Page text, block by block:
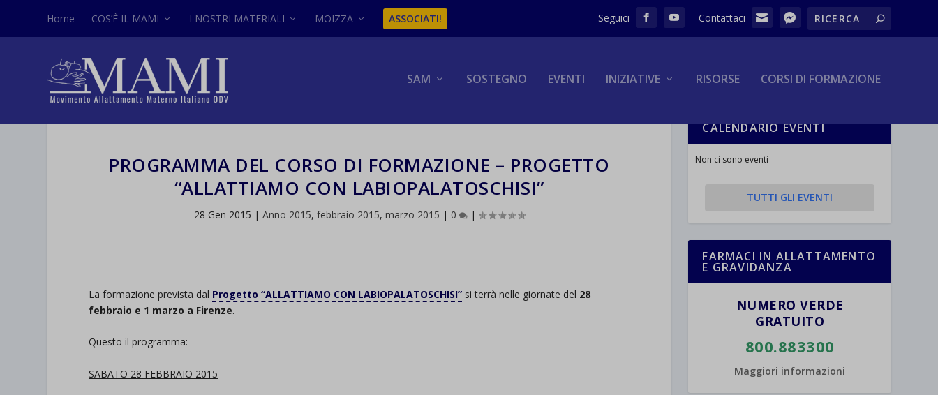
Home COS’È IL MAMI I NOSTRI MATERIALI MOIZZA ASSOCIATI!
SAM SOSTEGNO EVENTI INIZIATIVE RISORSE CORSI DI FORMAZIONE
PROGRAMMA DEL CORSO DI FORMAZIONE – PROGETTO
“ALLATTIAMO CON LABIOPALATOSCHISI”
28 Gen 2015 | Anno 2015, febbraio 2015, marzo 2015 | 0 |
La formazione prevista dal Progetto “ALLATTIAMO CON LABIOPALATOSCHISI” si terrà nelle giornate del 28
febbraio e 1 marzo a Firenze.
Questo il programma:
SABATO 28 FEBBRAIO 2015
CALENDARIO EVENTI
Non ci sono eventi
TUTTI GLI EVENTI
FARMACI IN ALLATTAMENTO
E GRAVIDANZA
NUMERO VERDE
GRATUITO
800.883300
Maggiori informazioni